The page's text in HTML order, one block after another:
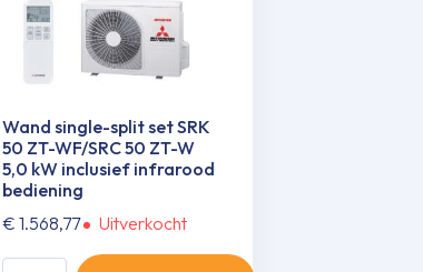
Wand single-split set SRK
50 ZT-WF/SRC 50 ZT-W
5,0 kW inclusief infrarood
bediening
€ 1.568,77 Uitverkocht